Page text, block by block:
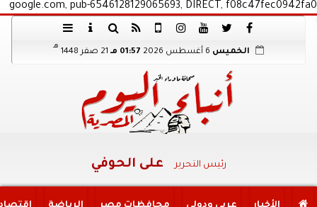
google.com, pub-6546128129065693, DIRECT, f08c47fec0942fa0
الخميس 01:57 مـ 21 صفر 1448
هـ
رئيس التحرير على الحوفي